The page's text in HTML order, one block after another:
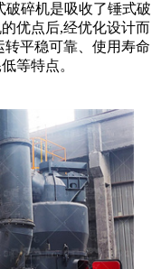
破碎机是吸收了锤式破
优点后,经优化设计而
平稳可靠、使用寿命
等特点。